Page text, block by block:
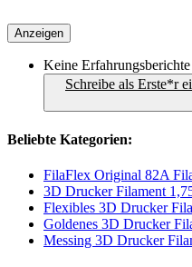
Anzeigen
Keine
Schreibe als Erste*r
Beliebte Kategorien:
FilaFlex Original 82A
3D Drucker Filament
Flexibles 3D Drucker
Goldenes 3D Drucker
Messing 3D Drucker